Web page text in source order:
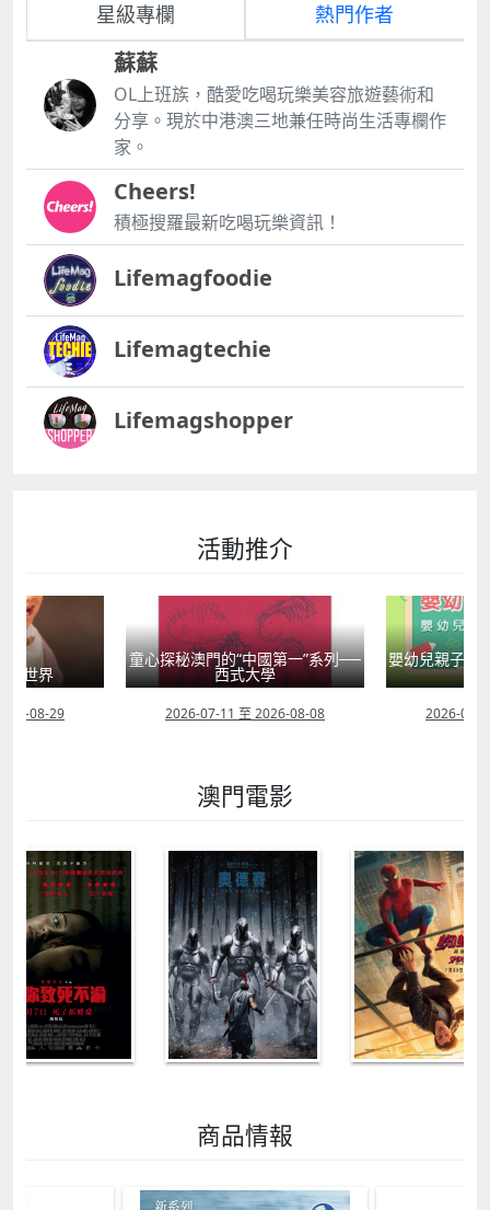
星級專欄 熱門作者
蘇蘇
OL上班族，酷愛吃喝玩樂美容旅遊藝術和
分享。現於中港澳三地兼任時尚生活專欄作
家。
Cheers!
積極搜羅最新吃喝玩樂資訊！
Lifemagfoodie
Lifemagtechie
Lifemagshopper
活動推介
第一”系列──
08-08
嬰幼兒親子閱讀推廣活動-嬰幼繪本
氹氹轉
2026-07-11 至 2026-08-23
方舟澳門藝
2026-
澳門電影
商品情報